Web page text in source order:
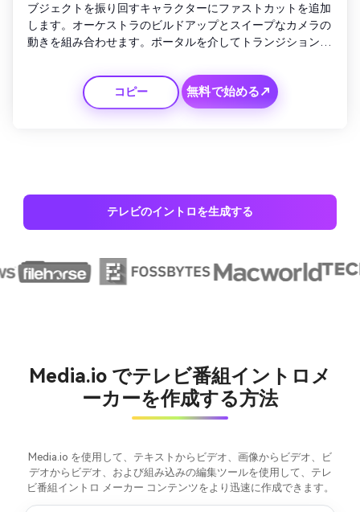
ブジェクトを振り回すキャラクターにファストカットを追加
します。オーケストラのビルドアップとスイープなカメラの
動きを組み合わせます。ポータルを介してトランジションし
トルは金の文字で現れ、その周りに神秘的なシンボルが形成
されています。音楽が勝利のように膨らむ中、光のフレアで
終わります。
コピー 無料で始める↗
テレビのイントロを生成する
Media.io でテレビ番組イントロメ
ーカーを作成する方法
Media.io を使用して、テキストからビデオ、画像からビデオ、ビ
デオからビデオ、および組み込みの編集ツールを使用して、テレ
ビ番組イントロ メーカー コンテンツをより迅速に作成できます。